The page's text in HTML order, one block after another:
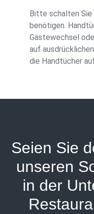
Bitte schalten Sie
benötigen.
Gästewechsel
auf
die Handtücher
Seien Sie
unseren
in der